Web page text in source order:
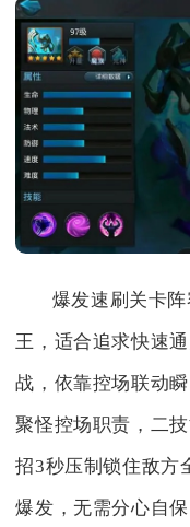
爆发速刷关卡
王，适合追求快速
战，依靠控场联动
聚怪控场职责，二
招3秒压制锁住敌方
爆发，无需分心自